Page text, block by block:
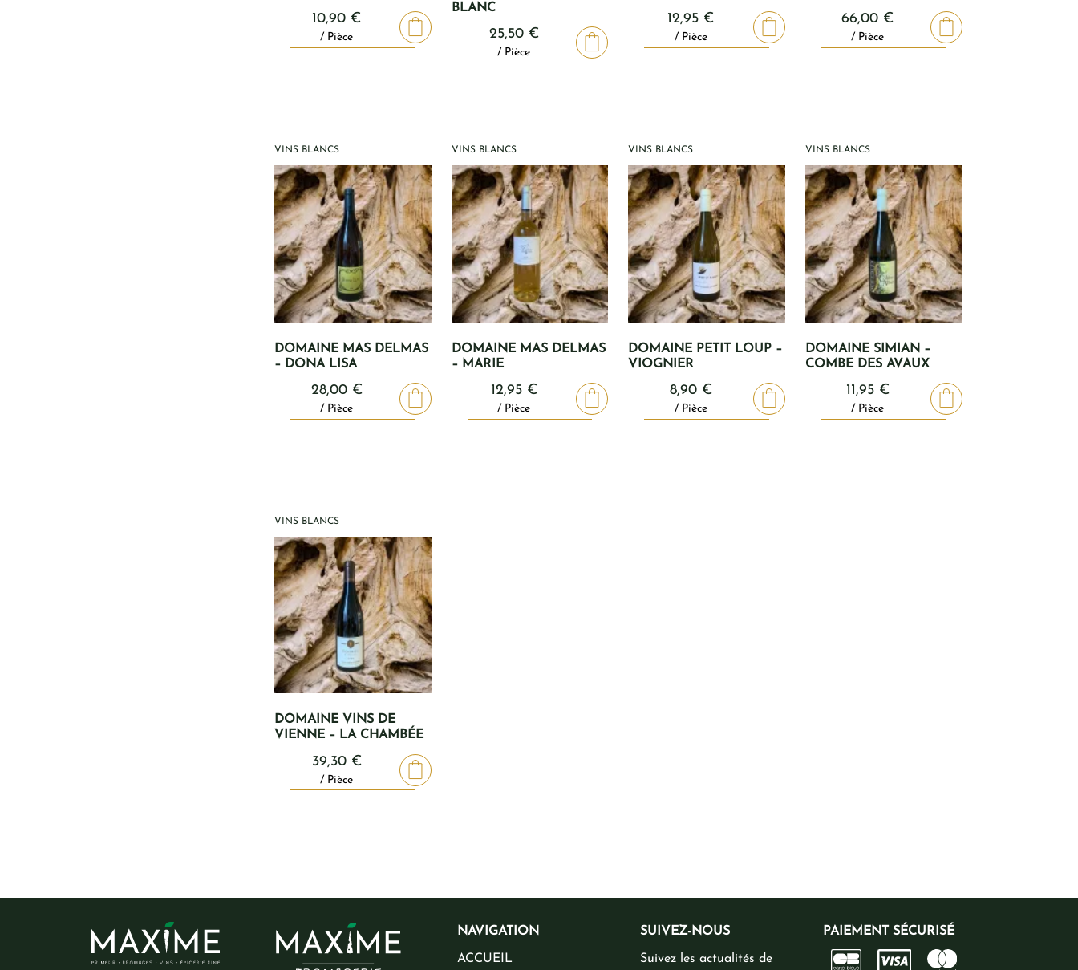
10,90 €
/ Pièce
BLANC
25,50 €
/ Pièce
12,95 €
/ Pièce
66,00 €
/ Pièce
VINS BLANCS
DOMAINE MAS DELMAS
– DONA LISA
28,00 €
/ Pièce
VINS BLANCS
DOMAINE MAS DELMAS
– MARIE
12,95 €
/ Pièce
VINS BLANCS
DOMAINE PETIT LOUP –
VIOGNIER
8,90 €
/ Pièce
VINS BLANCS
DOMAINE SIMIAN –
COMBE DES AVAUX
11,95 €
/ Pièce
VINS BLANCS
DOMAINE VINS DE
VIENNE – LA CHAMBÉE
39,30 €
/ Pièce
NAVIGATION
ACCUEIL
SUIVEZ-NOUS
Suivez les actualités de
PAIEMENT SÉCURISÉ